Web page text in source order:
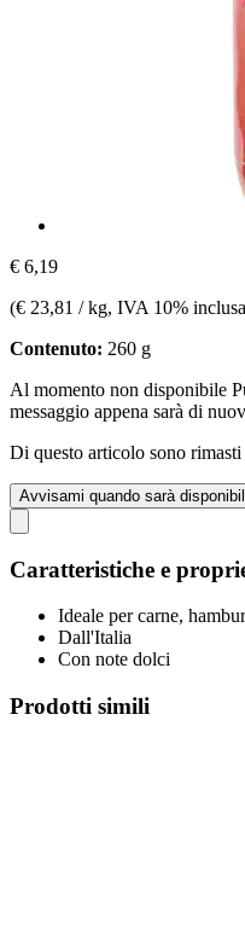
€ 6,19
(€ 23,81 / kg, IVA 10% inclusa
Contenuto: 260 g
Al momento non disponibile
messaggio appena sarà di
Di questo articolo sono
Avvisami quando sarà
Caratteristiche e
Ideale per carne,
Dall'Italia
Con note dolci
Prodotti simili